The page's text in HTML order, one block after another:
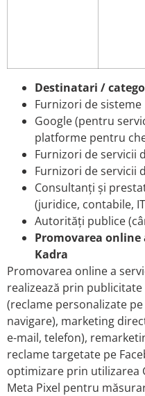
Destinatari /
Furnizori de sisteme
Google (pentru
platforme pentru
Furnizori de servicii
Furnizori de servicii
Consultanți și
(juridice, contabile,
Autorități publice
Promovarea
Kadra
Promovarea online a
realizează prin
(reclame personalizate
navigare), marketing
e-mail, telefon),
reclame targetate pe
optimizare prin utilizarea
Meta Pixel pentru